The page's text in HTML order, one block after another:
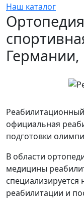
Наш каталог
Реабилитационный
официальная
подготовки
В области
медицины
специализируется
реабилитации и